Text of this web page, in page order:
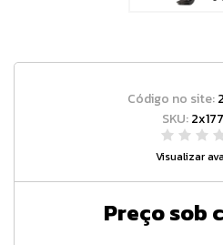
Código no site:
SKU:
Visualizar
Preço sob